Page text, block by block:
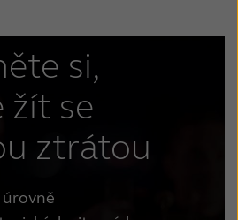
si,
žít se
ztrátou